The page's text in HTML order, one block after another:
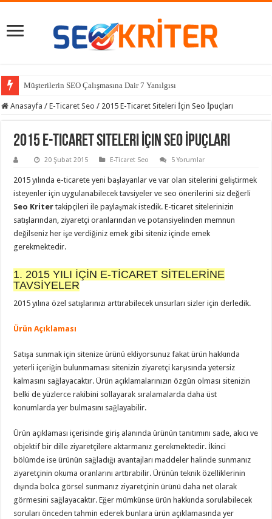
Müşterilerin SEO Çalışmasına Dair 7 Yanılgısı
Anasayfa / E-Ticaret Seo / 2015 E-Ticaret Siteleri İçin Seo İpuçları
2015 E-Ticaret Siteleri İçin Seo İpuçları
20 Şubat 2015 E-Ticaret Seo 5 Yorumlar
2015 yılında e-ticarete yeni başlayanlar ve var olan sitelerini geliştirmek
isteyenler için uygulanabilecek tavsiyeler ve seo önerilerini siz değerli
Seo Kriter takipçileri ile paylaşmak istedik. E-ticaret sitelerinizin
satışlarından, ziyaretçi oranlarından ve potansiyelinden memnun
değilseniz her işe verdiğiniz emek gibi siteniz içinde emek
gerekmektedir.
1. 2015 YILI İÇİN E-TİCARET SİTELERİNE
TAVSİYELER
2015 yılına özel satışlarınızı arttırabilecek unsurları sizler için derledik.
Ürün Açıklaması
Satışa sunmak için sitenize ürünü ekliyorsunuz fakat ürün hakkında
yeterli içeriğin bulunmaması sitenizin ziyaretçi karşısında yetersiz
kalmasını sağlayacaktır. Ürün açıklamalarınızın özgün olması sitenizin
belki de yüzlerce rakibini sollayarak sıralamalarda daha üst
konumlarda yer bulmasını sağlayabilir.
Ürün açıklaması içerisinde giriş alanında ürünün tanıtımını sade, akıcı ve
objektif bir dille ziyaretçilere aktarmanız gerekmektedir. İkinci
bölümde ise ürünün sağladığı avantajları maddeler halinde sunmanız
ziyaretçinin okuma oranlarını arttırabilir. Ürünün teknik özelliklerinin
dışında bolca görsel sunmanız ziyaretçinin ürünü daha net olarak
görmesini sağlayacaktır. Eğer mümkünse ürün hakkında sorulabilecek
soruları önceden tahmin ederek bunlara ürün açıklamasında yer